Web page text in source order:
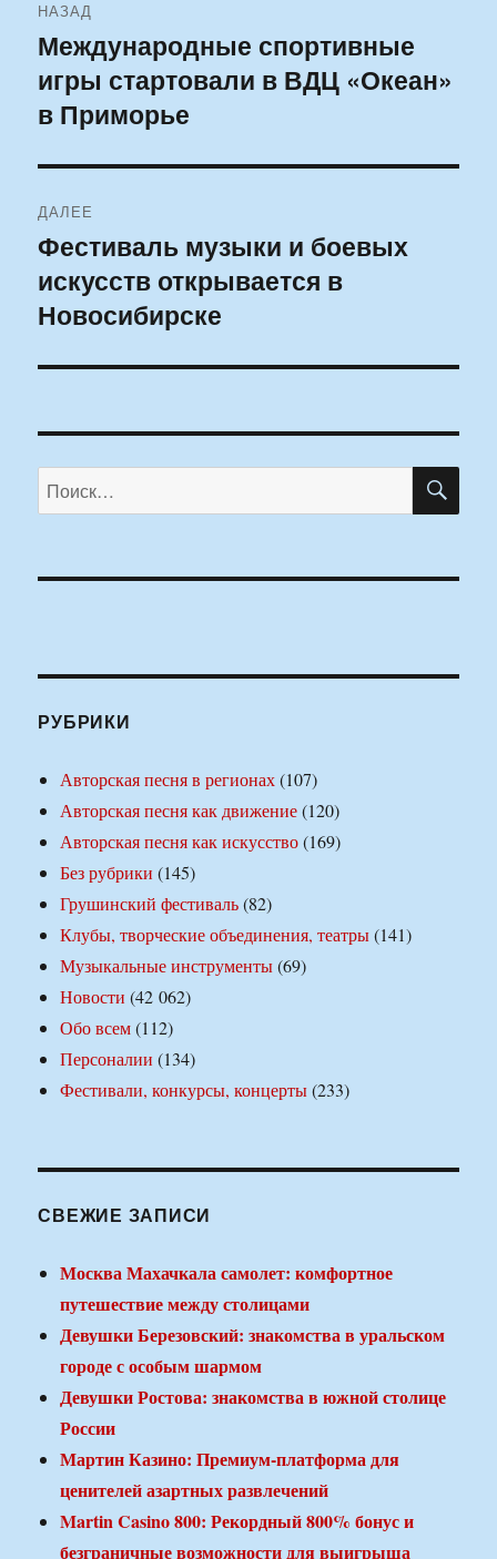
по
записям
НАЗАД
Предыдущая
запись:
Международные спортивные
игры стартовали в ВДЦ «Океан»
в Приморье
ДАЛЕЕ
Следующая
запись:
Фестиваль музыки и боевых
искусств открывается в
Новосибирске
Искать:
РУБРИКИ
Авторская песня в регионах(107)
Авторская песня как движение(120)
Авторская песня как искусство(169)
Без рубрики (145)
Грушинский фестиваль(82)
Клубы, творческие объединения, театры(141)
Музыкальные инструменты(69)
Новости (42 062)
Обо всем(112)
Персоналии (134)
Фестивали, конкурсы, концерты(233)
СВЕЖИЕ ЗАПИСИ
Москва Махачкала самолет: комфортное
путешествие между столицами
Девушки Березовский: знакомства в уральском
городе с особым шармом
Девушки Ростова: знакомства в южной столице
России
Мартин Казино: Премиум-платформа для
ценителей азартных развлечений
Martin Casino 800: Рекордный 800% бонус и
безграничные возможности для выигрыша